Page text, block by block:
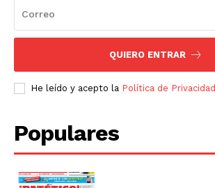
QUIERO ENTRAR
He leído y acepto la Política de Privacidad
Populares